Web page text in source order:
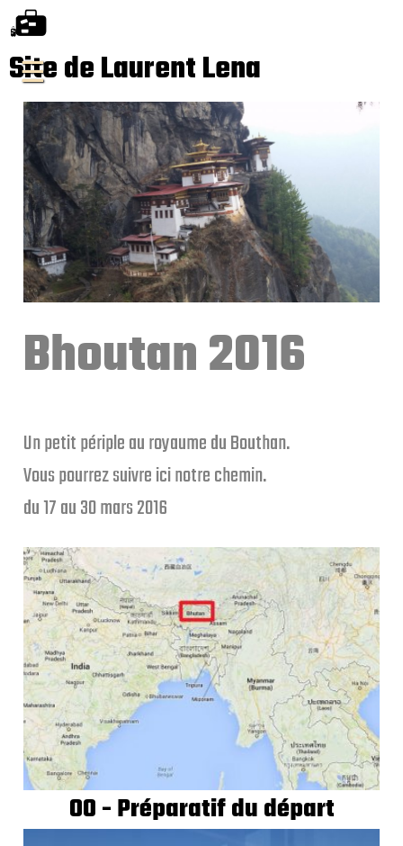
Site de Laurent Lena
Bhoutan 2016
Un petit périple au royaume du Bouthan.
Vous pourrez suivre ici notre chemin.
du 17 au 30 mars 2016
00 - Préparatif du départ